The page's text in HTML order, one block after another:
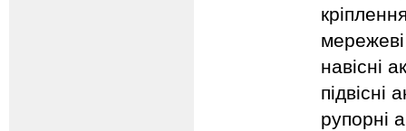
навісні
підвісні
рупорні